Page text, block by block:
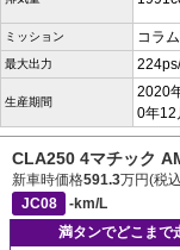
ミッション コラ
最大出力
生産期間
2020
0年12
CLA250 4マチック
新車時価格591.3万円(税
JC08
-km/L
満タンでどこまで